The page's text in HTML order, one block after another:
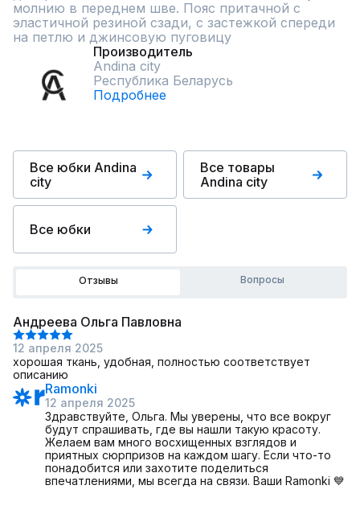
молнию в переднем шве. Пояс притачной с
эластичной резиной сзади, с застежкой спереди
на петлю и джинсовую пуговицу
Производитель
Andina city
Республика Беларусь
Подробнее
Все юбки Andina
city
Все товары
Andina city
Все юбки
Отзывы Вопросы
Андреева Ольга Павловна
12 апреля 2025
хорошая ткань, удобная, полностью соответствует
описанию
Ramonki
12 апреля 2025
Здравствуйте, Ольга. Мы уверены, что все вокруг
будут спрашивать, где вы нашли такую красоту.
Желаем вам много восхищенных взглядов и
приятных сюрпризов на каждом шагу. Если что-то
понадобится или захотите поделиться
впечатлениями, мы всегда на связи. Ваши Ramonki 💙